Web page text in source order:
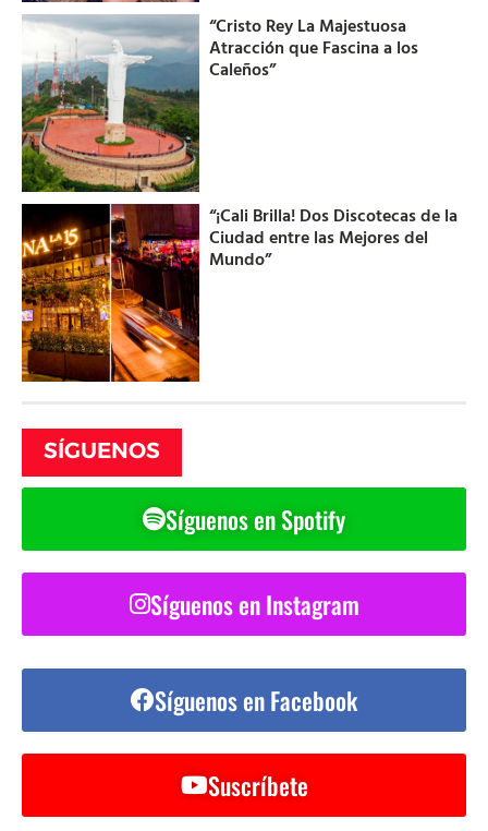
“Cristo Rey La Majestuosa
Atracción que Fascina a los
Caleños”
“¡Cali Brilla! Dos Discotecas de la
Ciudad entre las Mejores del
Mundo”
SÍGUENOS
Síguenos en Spotify
Síguenos en Instagram
Síguenos en Facebook
Suscríbete